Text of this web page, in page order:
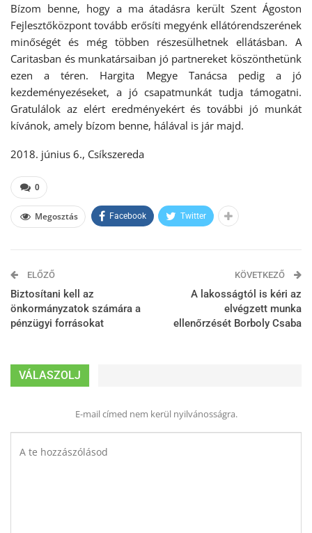
Bízom benne, hogy a ma átadásra került Szent Ágoston
Fejlesztőközpont tovább erősíti megyénk ellátórendszerének
minőségét és még többen részesülhetnek ellátásban. A
Caritasban és munkatársaiban jó partnereket köszönthetünk
ezen a téren. Hargita Megye Tanácsa pedig a jó
kezdeményezéseket, a jó csapatmunkát tudja támogatni.
Gratulálok az elért eredményekért és további jó munkát
kívánok, amely bízom benne, hálával is jár majd.
2018. június 6., Csíkszereda
0
Megosztás Facebook Twitter
ELŐZŐ
Biztosítani kell az
önkormányzatok számára a
pénzügyi forrásokat
KÖVETKEZŐ
A lakosságtól is kéri az
elvégzett munka
ellenőrzését Borboly Csaba
VÁLASZOLJ
E-mail címed nem kerül nyilvánosságra.